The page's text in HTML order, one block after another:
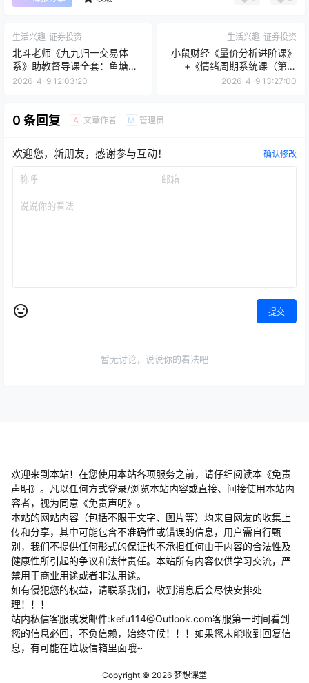
生活兴趣 证券投资
北斗老师《九九归一交易体
系》助教督导课全套：鱼塘搭
建/事件驱动/结构法/短线战法/
2026-4-9 12:03:20
生活兴趣 证券投资
小鼠财经《量价分析进阶课》
+《情绪周期系统课（第二
期）》：构建“技术+心法”的完
2026-4-9 13:27:00
0 条回复 A 文章作者 M 管理员
欢迎您，新朋友，感谢参与互动！ 确认修改
提交
暂无讨论，说说你的看法吧
欢迎来到本站！在您使用本站各项服务之前，请仔细阅读本《免责
声明》。凡以任何方式登录/浏览本站内容或直接、间接使用本站内
容者，视为同意《免责声明》。
本站的网站内容（包括不限于文字、图片等）均来自网友的收集上
传和分享，其中可能包含不准确性或错误的信息，用户需自行甄
别，我们不提供任何形式的保证也不承担任何由于内容的合法性及
健康性所引起的争议和法律责任。本站所有内容仅供学习交流，严
禁用于商业用途或者非法用途。
​如有侵犯您的权益，请联系我们，收到消息后会尽快安排处
理！！！
站内私信客服或发邮件:kefu114@Outlook.com客服第一时间看到
您的信息必回，不负信赖，始终守候！！！如果您未能收到回复信
息，有可能在垃圾信箱里面哦~
Copyright © 2026 梦想课堂